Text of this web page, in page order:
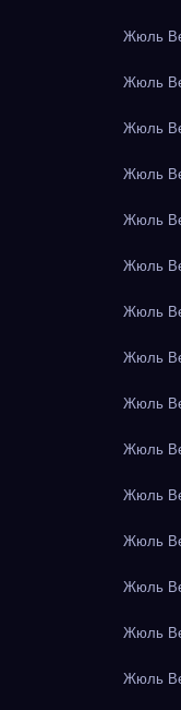
Жюль
Жюль
Жюль
Жюль
Жюль
Жюль
Жюль
Жюль
Жюль
Жюль
Жюль
Жюль
Жюль
Жюль
Жюль